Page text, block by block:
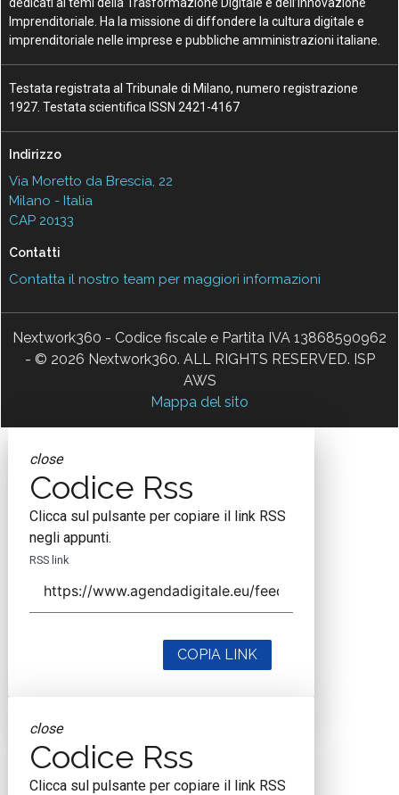
Imprenditoriale. Ha la missione di diffondere la cultura digitale e
imprenditoriale nelle imprese e pubbliche amministrazioni italiane.
Testata registrata al Tribunale di Milano, numero registrazione
1927. Testata scientifica ISSN 2421-4167
Indirizzo
Via Moretto da Brescia, 22
Milano - Italia
CAP 20133
Contatti
Contatta il nostro team per maggiori informazioni
Nextwork360 - Codice fiscale e Partita IVA 13868590962
- © 2026 Nextwork360. ALL RIGHTS RESERVED. ISP
AWS
Mappa del sito
close
Codice Rss
Clicca sul pulsante per copiare il link RSS
negli appunti.
RSS link
COPIA LINK
close
Codice Rss
Clicca sul pulsante per copiare il link RSS